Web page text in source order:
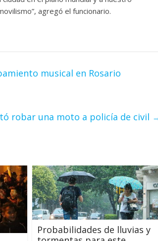
agregó el funcionario.
musical en Rosario
robar una moto a policía de civil
Probabilidades de lluvias y